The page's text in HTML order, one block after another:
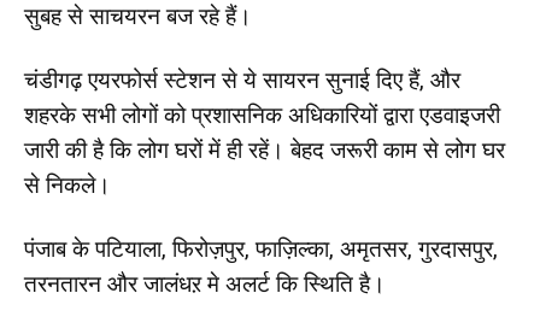
सुबह से साचयरन बज रहे हैं।
चंडीगढ़ एयरफोर्स स्टेशन से ये सायरन सुनाई दिए हैं, और
शहरके सभी लोगों को प्रशासनिक अधिकारियों द्वारा एडवाइजरी
जारी की है कि लोग घरों में ही रहें। बेहद जरूरी काम से लोग घर
से निकले।
पंजाब के पटियाला, फिरोज़पुर, फाज़िल्का, अमृतसर, गुरदासपुर,
तरनतारन और जालंधऱ मे अलर्ट कि स्थिति है।